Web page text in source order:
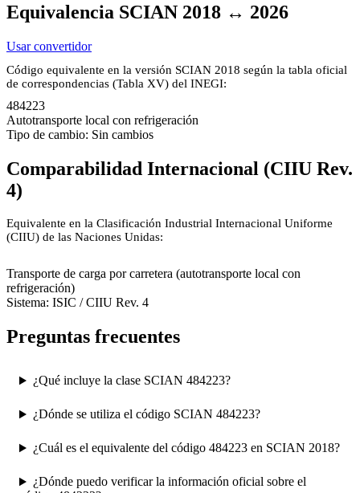
Equivalencia SCIAN 2018 ↔ 2026
Usar convertidor
Código equivalente en la versión SCIAN 2018 según la tabla oficial
de correspondencias (Tabla XV) del INEGI:
484223
Autotransporte local con refrigeración
Tipo de cambio: Sin cambios
Comparabilidad Internacional (CIIU Rev.
4)
Equivalente en la Clasificación Industrial Internacional Uniforme
(CIIU) de las Naciones Unidas:
Transporte de carga por carretera (autotransporte local con
refrigeración)
Sistema: ISIC / CIIU Rev. 4
Preguntas frecuentes
¿Qué incluye la clase SCIAN 484223?
¿Dónde se utiliza el código SCIAN 484223?
¿Cuál es el equivalente del código 484223 en SCIAN 2018?
¿Dónde puedo verificar la información oficial sobre el